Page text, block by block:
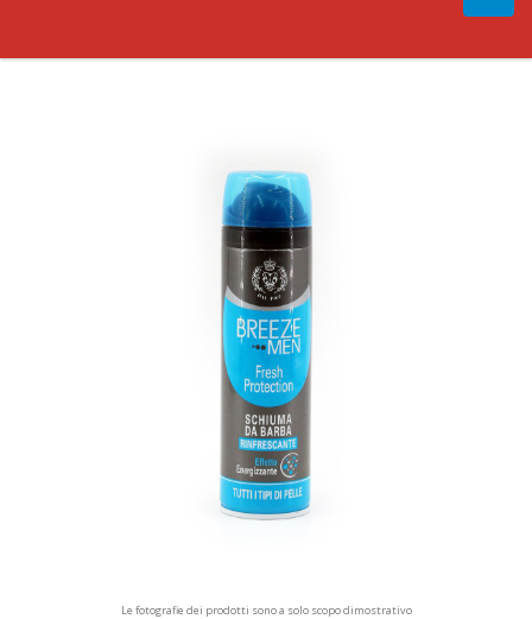
Le fotografie dei prodotti sono a solo scopo dimostrativo